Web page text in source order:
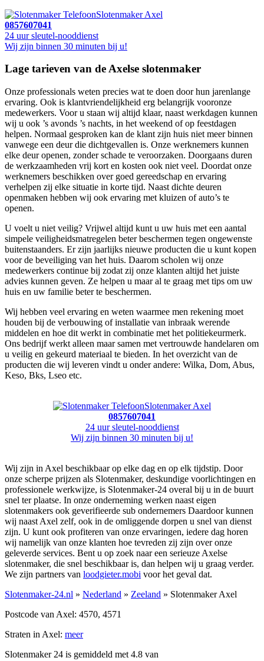
Slotenmaker Axel
0857607041
24 uur sleutel-nooddienst
Wij zijn binnen 30 minuten bij u!
Lage tarieven van de Axelse slotenmaker
Onze professionals weten precies wat te doen door hun jarenlange
ervaring. Ook is klantvriendelijkheid erg belangrijk vooronze
medewerkers. Voor u staan wij altijd klaar, naast werkdagen kunnen
wij u ook ’s avonds ’s nachts, in het weekend of op feestdagen
helpen. Normaal gesproken kan de klant zijn huis niet meer binnen
vanwege een deur die dichtgevallen is. Onze werknemers kunnen
elke deur openen, zonder schade te veroorzaken. Doorgaans duren
de werkzaamheden vrij kort en kosten ook niet veel. Doordat onze
werknemers beschikken over goed gereedschap en ervaring
verhelpen zij elke situatie in korte tijd. Naast dichte deuren
openmaken hebben wij ook ervaring met kluizen of auto’s te
openen.
U voelt u niet veilig? Vrijwel altijd kunt u uw huis met een aantal
simpele veiligheidsmatregelen beter beschermen tegen ongewenste
buitenstaanders. Er zijn jaarlijks nieuwe producten die u kunt kopen
voor de beveiliging van het huis. Daarom scholen wij onze
medewerkers continue bij zodat zij onze klanten altijd het juiste
advies kunnen geven. Ze helpen u maar al te graag met tips om uw
huis en uw familie beter te beschermen.
Wij hebben veel ervaring en weten waarmee men rekening moet
houden bij de verbouwing of installatie van inbraak werende
middelen en hoe dit werkt in combinatie met het politiekeurmerk.
Ons bedrijf werkt alleen maar samen met vertrouwde handelaren om
u veilig en gekeurd materiaal te bieden. In het overzicht van de
producten die wij leveren vindt u onder andere: Wilka, Dom, Abus,
Keso, Bks, Lseo etc.
Slotenmaker Axel
0857607041
24 uur sleutel-nooddienst
Wij zijn binnen 30 minuten bij u!
Wij zijn in Axel beschikbaar op elke dag en op elk tijdstip. Door
onze scherpe prijzen als Slotenmaker, deskundige voorlichtingen en
professionele werkwijze, is Slotenmaker-24 overal bij u in de buurt
snel ter plaatse. In onze onderneming werken naast eigen
slotenmakers ook geverifieerde sub ondernemers Daardoor kunnen
wij naast Axel zelf, ook in de omliggende dorpen u snel van dienst
zijn. U kunt ook profiteren van onze ervaringen, iedere dag horen
wij namelijk van onze klanten hoe tevreden zij zijn over onze
geleverde services. Bent u op zoek naar een serieuze Axelse
slotenmaker, die snel beschikbaar is, dan helpen wij u graag verder.
We zijn partners van loodgieter.mobi voor het geval dat.
Slotenmaker-24.nl » Nederland » Zeeland » Slotenmaker Axel
Postcode van Axel: 4570, 4571
Straten in Axel: meer
Slotenmaker 24 is gemiddeld met 4.8 van